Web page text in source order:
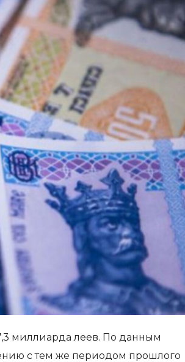
миллиарда леев. По данным
с тем же периодом прошлого